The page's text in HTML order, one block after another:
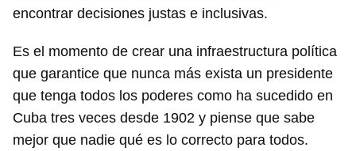
encontrar decisiones justas e inclusivas.
Es el momento de crear una infraestructura política
que garantice que nunca más exista un presidente
que tenga todos los poderes como ha sucedido en
Cuba tres veces desde 1902 y piense que sabe
mejor que nadie qué es lo correcto para todos.